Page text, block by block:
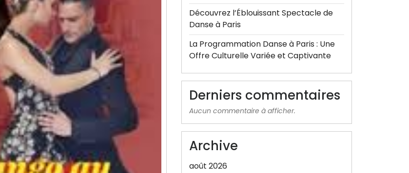
Découvrez l’Éblouissant Spectacle de
Danse à Paris
La Programmation Danse à Paris : Une
Offre Culturelle Variée et Captivante
Derniers commentaires
Aucun commentaire à afficher.
Archive
août 2026